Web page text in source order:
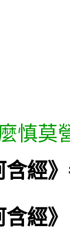
慎莫
含經
經》